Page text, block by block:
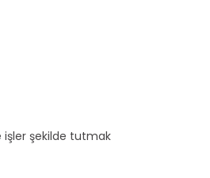
işler şekilde tutmak